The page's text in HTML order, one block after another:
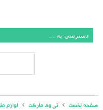
صفحه نخست تی وی مارکت لوازم